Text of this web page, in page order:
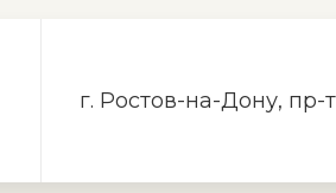
г. Ростов-на-Дону, пр-